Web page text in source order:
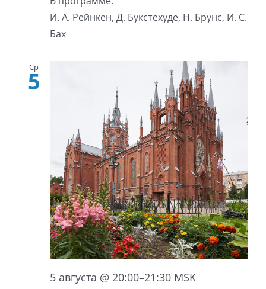
И. А. Рейнкен, Д. Букстехуде, Н. Брунс, И. С.
Бах
Ср
5
5 августа @ 20:00–21:30 MSK